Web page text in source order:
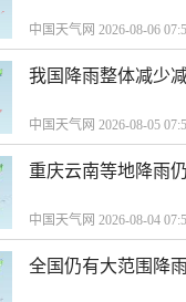
中国天气网 2026-08-06
我国降雨整体减少
中国天气网 2026-08-05
重庆云南等地降雨
中国天气网 2026-08-04
全国仍有大范围降